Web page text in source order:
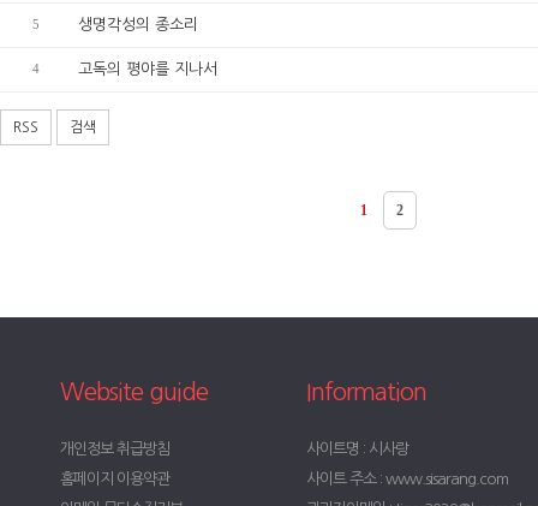
5 생명각성의 종소리
4 고독의 평야를 지나서
RSS 검색
1 2
Website guide
개인정보 취급방침
홈페이지 이용약관
Information
사이트명 : 시사랑
사이트 주소 : www.sisarang.com